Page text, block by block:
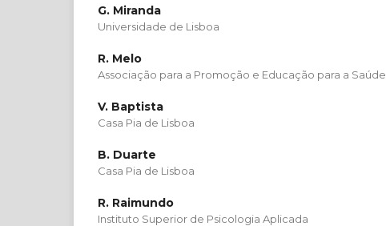
G. Miranda
Universidade de Lisboa
R. Melo
Associação para a Promoção e Educação para a Saúde
V. Baptista
Casa Pia de Lisboa
B. Duarte
Casa Pia de Lisboa
R. Raimundo
Instituto Superior de Psicologia Aplicada